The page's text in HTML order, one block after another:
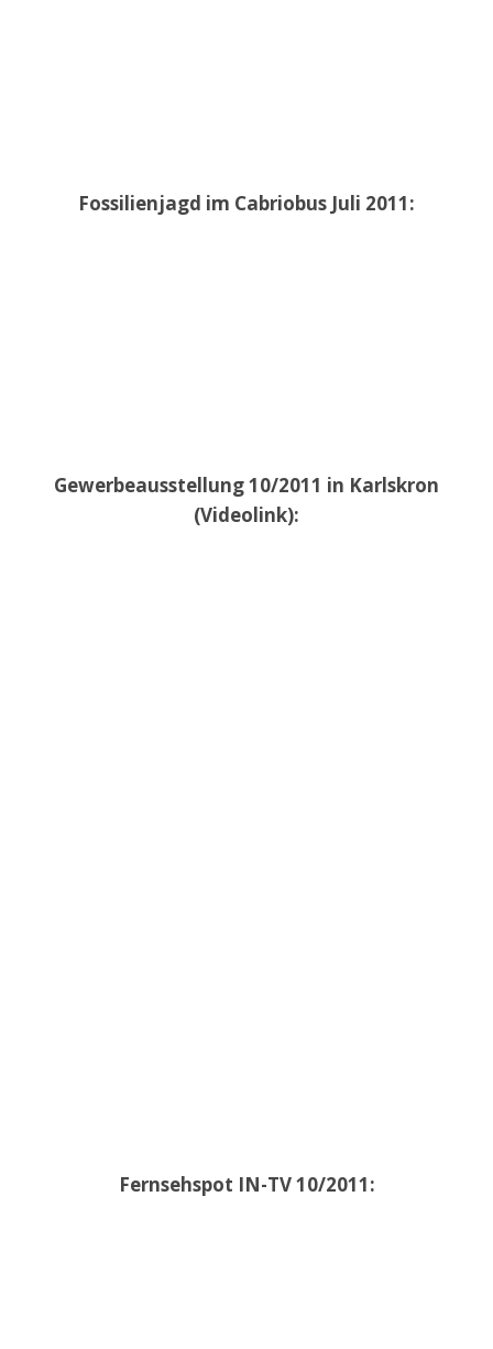
Fossilienjagd im Cabriobus Juli 2011:
Gewerbeausstellung 10/2011 in Karlskron
(Videolink):
Fernsehspot IN-TV 10/2011: